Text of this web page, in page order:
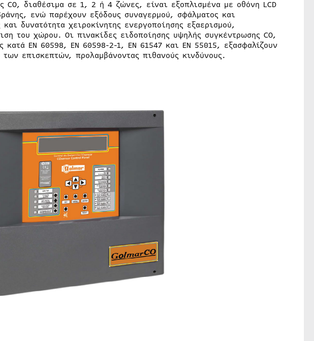
CO, διαθέσιμα σε 1, 2 ή 4 ζώνες, είναι εξοπλισμένα με οθόνη LCD
ενώ παρέχουν εξόδους συναγερμού, σφάλματος και
δυνατότητα χειροκίνητης ενεργοποίησης εξαερισμού,
του χώρου. Οι πινακίδες ειδοποίησης υψηλής συγκέντρωσης CO,
κατά EN 60598, EN 60598-2-1, EN 61547 και EN 55015, εξασφαλίζουν
επισκεπτών, προλαμβάνοντας πιθανούς κινδύνους.